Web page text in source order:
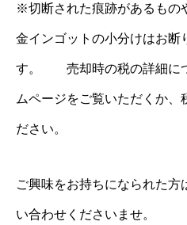
※切断された痕跡があるもの
金インゴットの小分けはお断
す。 売却時の税の詳細に
ムページをご覧いただくか、
ださい。
ご興味をお持ちになられた方
い合わせくださいませ。